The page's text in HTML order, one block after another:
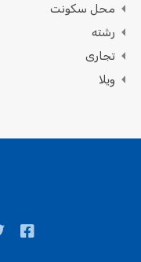
محل سکونت
رشته
تجاری
ویلا